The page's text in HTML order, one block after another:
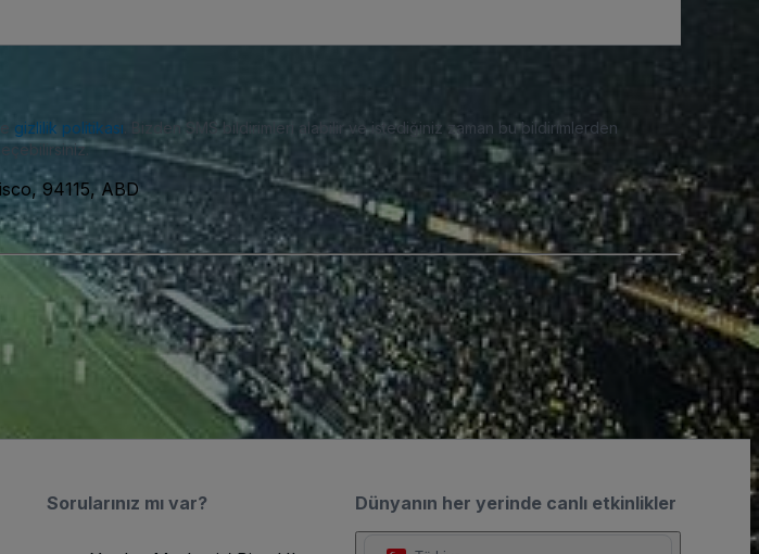
gizlilik politikası . Bizden SMS bildirimleri alabilir ve istediğiniz zaman bu bildirimlerden
94115, ABD
Dünyanın her yerinde canlı etkinlikler
Sorularınız mı var?